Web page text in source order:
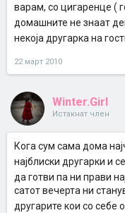
варам, со цигаренце (
домашните не знаат
некоја другарка на
22 март 2010
Winter.Girl
Истакнат член
Кога сум сама дома
најблиски другарки и
да готви па ни прави
сатот вечерта ни
другарите кои со себе